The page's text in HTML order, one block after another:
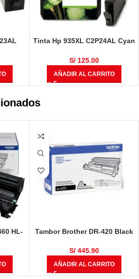
Tinta Hp 935XL C2P24AL Cyan
S/125.00
AÑADIR AL CARRITO
HL-
MFC-
Tambor Brother DR-420 Black
S/445.90
AÑADIR AL CARRITO